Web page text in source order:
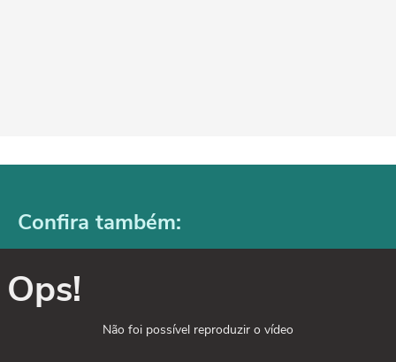
Confira também:
Ops!
Não foi possível reproduzir o vídeo